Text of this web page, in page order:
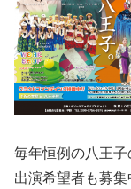
毎年恒例の八王
出演希望者も募集